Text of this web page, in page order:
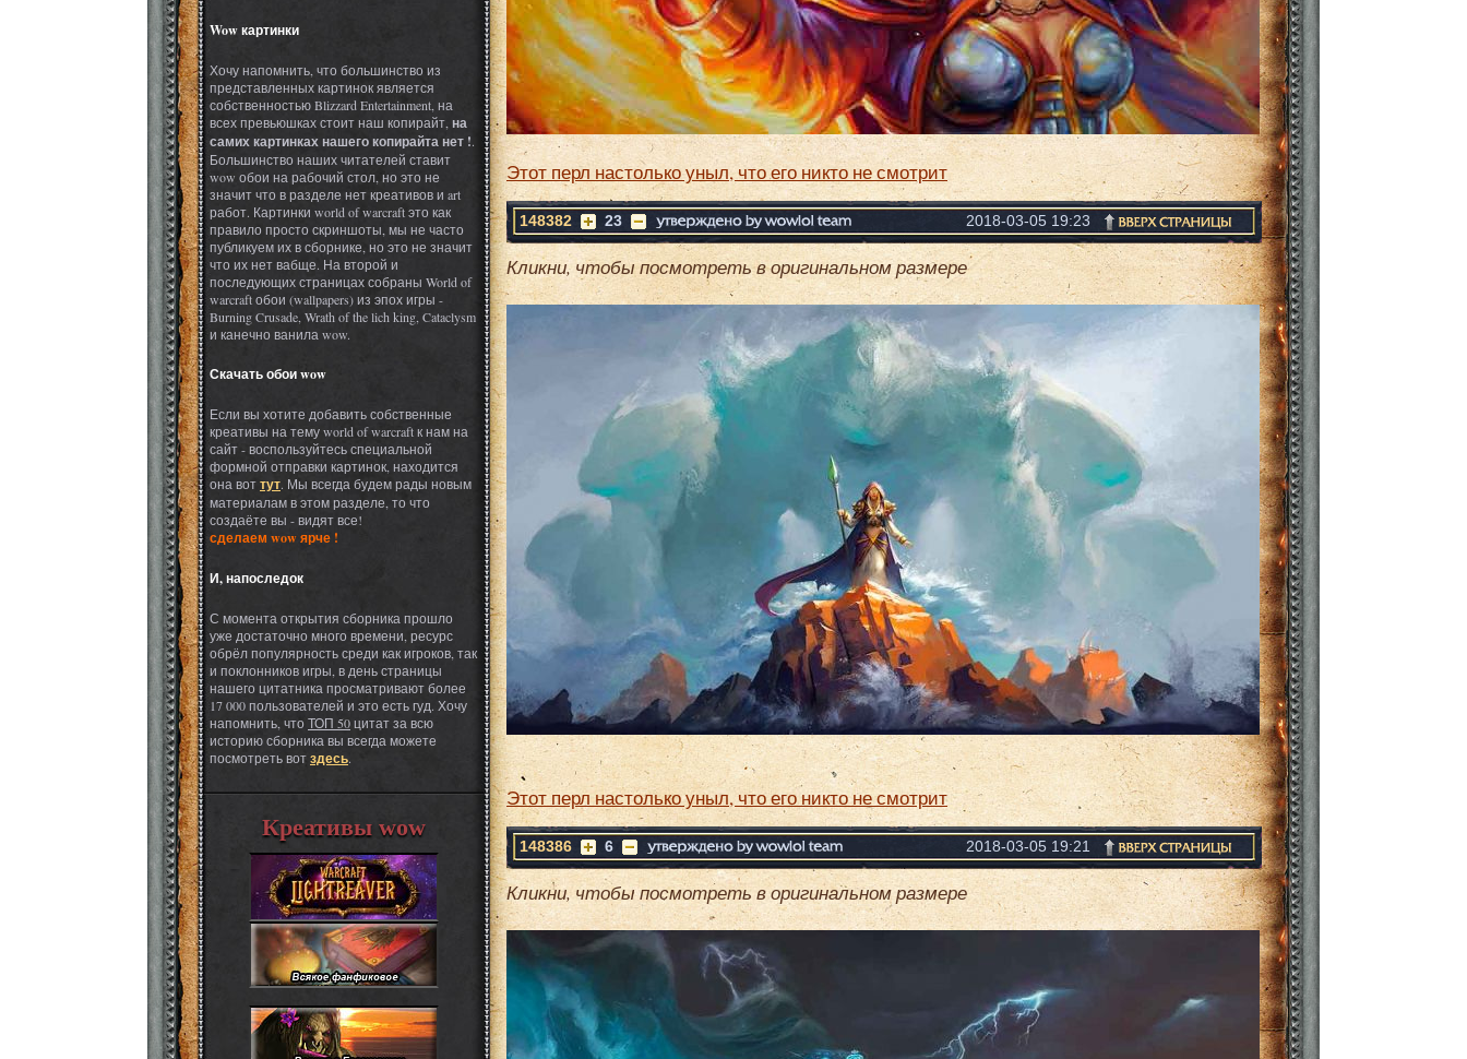
Wow картинки
Хочу напомнить, что большинство из
представленных картинок является
собственностью Blizzard Entertainment, на
всех превьюшках стоит наш копирайт, на
самих картинках нашего копирайта нет !.
Большинство наших читателей ставит
wow обои на рабочий стол, но это не
значит что в разделе нет креативов и art
работ. Картинки world of warcraft это как
правило просто скриншоты, мы не часто
публикуем их в сборнике, но это не значит
что их нет вабще. На второй и
последующих страницах собраны World of
warcraft обои (wallpapers) из эпох игры -
Burning Crusade, Wrath of the lich king, Cataclysm
и канечно ванила wow.
Скачать обои wow
Если вы хотите добавить собственные
креативы на тему world of warcraft к нам на
сайт - воспользуйтесь специальной
формной отправки картинок, находится
она воттут. Мы всегда будем рады новым
материалам в этом разделе, то что
создаёте вы - видят все!
сделаем wow ярче !
И, напоследок
С момента открытия сборника прошло
уже достаточно много времени, ресурс
обрёл популярность среди как игроков, так
и поклонников игры, в день страницы
нашего цитатника просматривают более
17 000 пользователей и это есть гуд. Хочу
напомнить, чтоТОП 50цитат за всю
историю сборника вы всегда можете
посмотреть вотздесь.
Креативы wow
Этот перл настолько уныл, что его никто не смотрит
148382 23 2018-03-05 19:23
Кликни, чтобы посмотреть в оригинальном размере
Этот перл настолько уныл, что его никто не смотрит
148386 6 2018-03-05 19:21
Кликни, чтобы посмотреть в оригинальном размере